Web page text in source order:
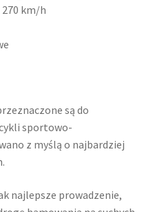
270 km/h
są do
sportowo-
z myślą o najbardziej
najlepsze prowadzenie,